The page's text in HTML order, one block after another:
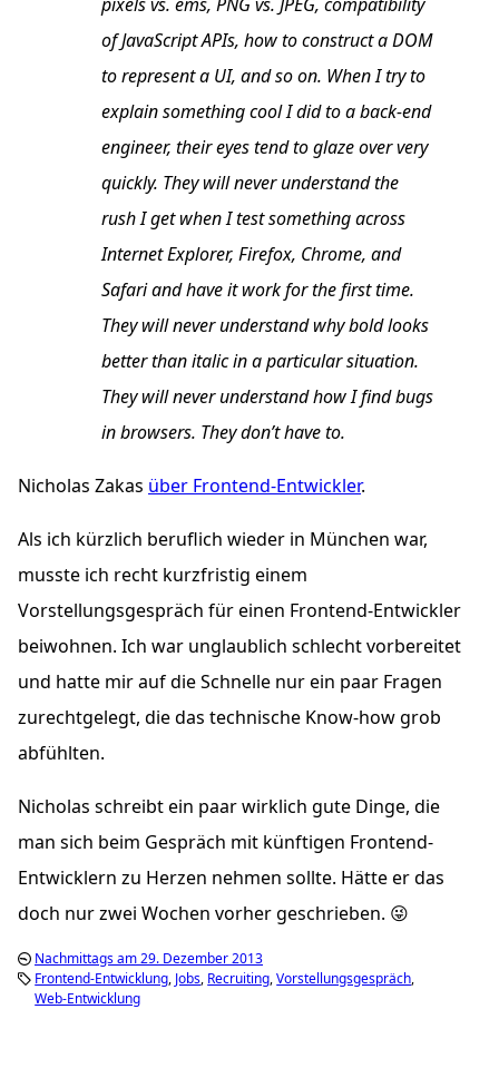
of JavaScript APIs, how to construct a DOM
to represent a UI, and so on. When I try to
explain something cool I did to a back-end
engineer, their eyes tend to glaze over very
quickly. They will never understand the
rush I get when I test something across
Internet Explorer, Firefox, Chrome, and
Safari and have it work for the first time.
They will never understand why bold looks
better than italic in a particular situation.
They will never understand how I find bugs
in browsers. They don’t have to.
Nicholas Zakas über Frontend-Entwickler.
Als ich kürzlich beruflich wieder in München war,
musste ich recht kurzfristig einem
Vorstellungsgespräch für einen Frontend-Entwickler
beiwohnen. Ich war unglaublich schlecht vorbereitet
und hatte mir auf die Schnelle nur ein paar Fragen
zurechtgelegt, die das technische Know-how grob
abfühlten.
Nicholas schreibt ein paar wirklich gute Dinge, die
man sich beim Gespräch mit künftigen Frontend-
Entwicklern zu Herzen nehmen sollte. Hätte er das
doch nur zwei Wochen vorher geschrieben. 😜
Nachmittags am 29. Dezember 2013
Frontend-Entwicklung Jobs Recruiting Vorstellungsgespräch
Web-Entwicklung